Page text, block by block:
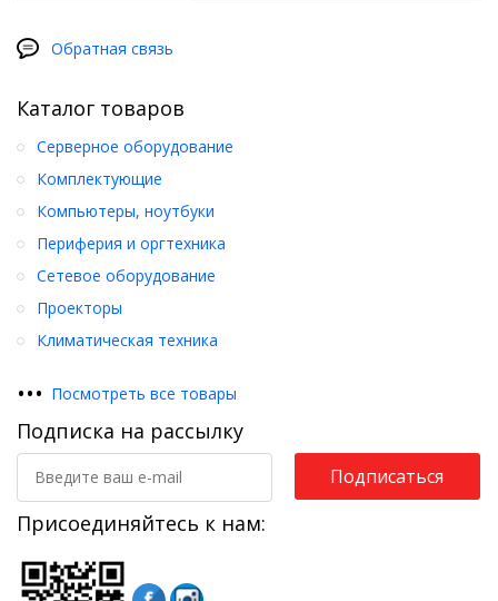
Обратная связь
Каталог товаров
Серверное оборудование
Комплектующие
Компьютеры, ноутбуки
Периферия и оргтехника
Сетевое оборудование
Проекторы
Климатическая техника
••• Посмотреть все товары
Подписка на рассылку
Подписаться
Присоединяйтесь к нам: